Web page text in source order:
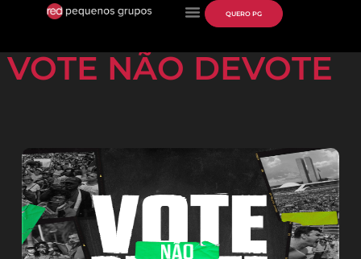
QUERO PG
VOTE NÃO DEVOTE